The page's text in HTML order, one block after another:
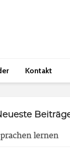
Kontakt
lernen